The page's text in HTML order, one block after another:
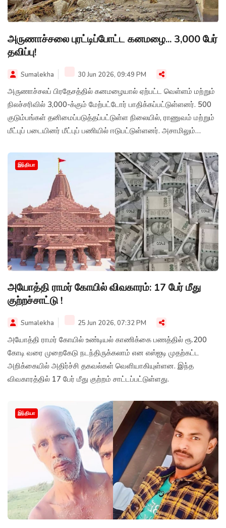
அருணாச்சலை புரட்டிப்போட்ட கனமழை... 3,000 பேர்
தவிப்பு!
Sumalekha 30 Jun 2026, 09:49 PM
அருணாச்சலப் பிரதேசத்தில் கனமழையால் ஏற்பட்ட வெள்ளம் மற்றும்
நிலச்சரிவில் 3,000-க்கும் மேற்பட்டோர் பாதிக்கப்பட்டுள்ளனர். 500
குடும்பங்கள் தனிமைப்படுத்தப்பட்டுள்ள நிலையில், ராணுவம் மற்றும்
மீட்புப் படையினர் மீட்புப் பணியில் ஈடுபட்டுள்ளனர். அசாமிலும்
இந்தியா
அயோத்தி ராமர் கோயில் விவகாரம்: 17 பேர் மீது
குற்றச்சாட்டு !
Sumalekha 25 Jun 2026, 07:32 PM
அயோத்தி ராமர் கோயில் உண்டியல் காணிக்கை பணத்தில் ரூ.200
கோடி வரை முறைகேடு நடந்திருக்கலாம் என எஸ்ஐடி முதற்கட்ட
அறிக்கையில் அதிர்ச்சி தகவல்கள் வெளியாகியுள்ளன. இந்த
விவகாரத்தில் 17 பேர் மீது குற்றம் சாட்டப்பட்டுள்ளது.
இந்தியா